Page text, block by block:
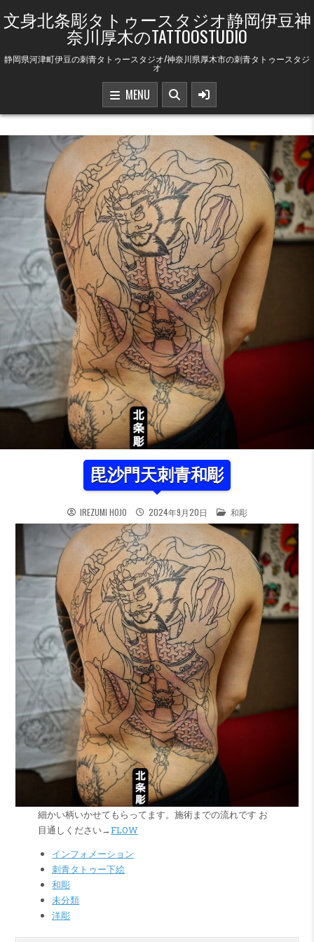
文身北条彫タトゥースタジオ静岡伊豆神
奈川厚木のTATTOOSTUDIO
静岡県河津町伊豆の刺青タトゥースタジオ/神奈川県厚木市の刺青タトゥースタジ
オ
MENU
毘沙門天刺青和彫
IREZUMI HOJO 2024年9月20日 POSTED IN
和彫
細かい柄いかせてもらってます。施術までの流れです お
目通しください→FLOW
インフォメーション
刺青タトゥー下絵
和彫
未分類
洋彫